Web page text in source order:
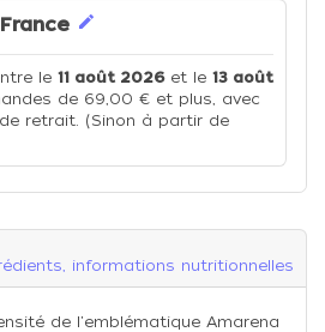
France edit
le 11 août 2026et le 13 août
de 69,00 € et plus, avec
retrait. (Sinon à partir de
informations nutritionnelles
de l'emblématique Amarena